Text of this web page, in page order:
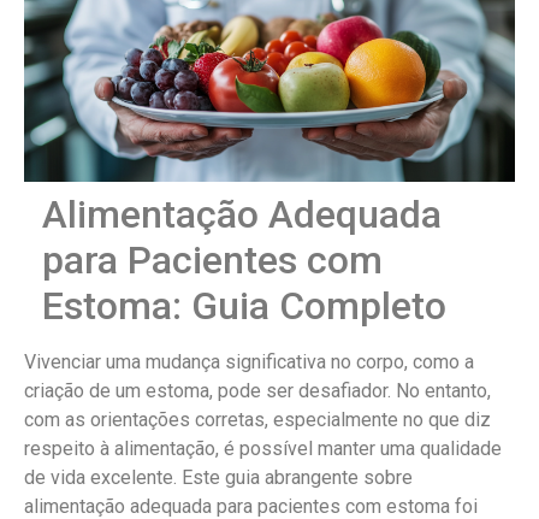
Alimentação Adequada
para Pacientes com
Estoma: Guia Completo
Vivenciar uma mudança significativa no corpo, como a
criação de um estoma, pode ser desafiador. No entanto,
com as orientações corretas, especialmente no que diz
respeito à alimentação, é possível manter uma qualidade
de vida excelente. Este guia abrangente sobre
alimentação adequada para pacientes com estoma foi